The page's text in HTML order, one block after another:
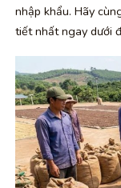
nhập khẩu. Hãy
tiết nhất ngay dưới